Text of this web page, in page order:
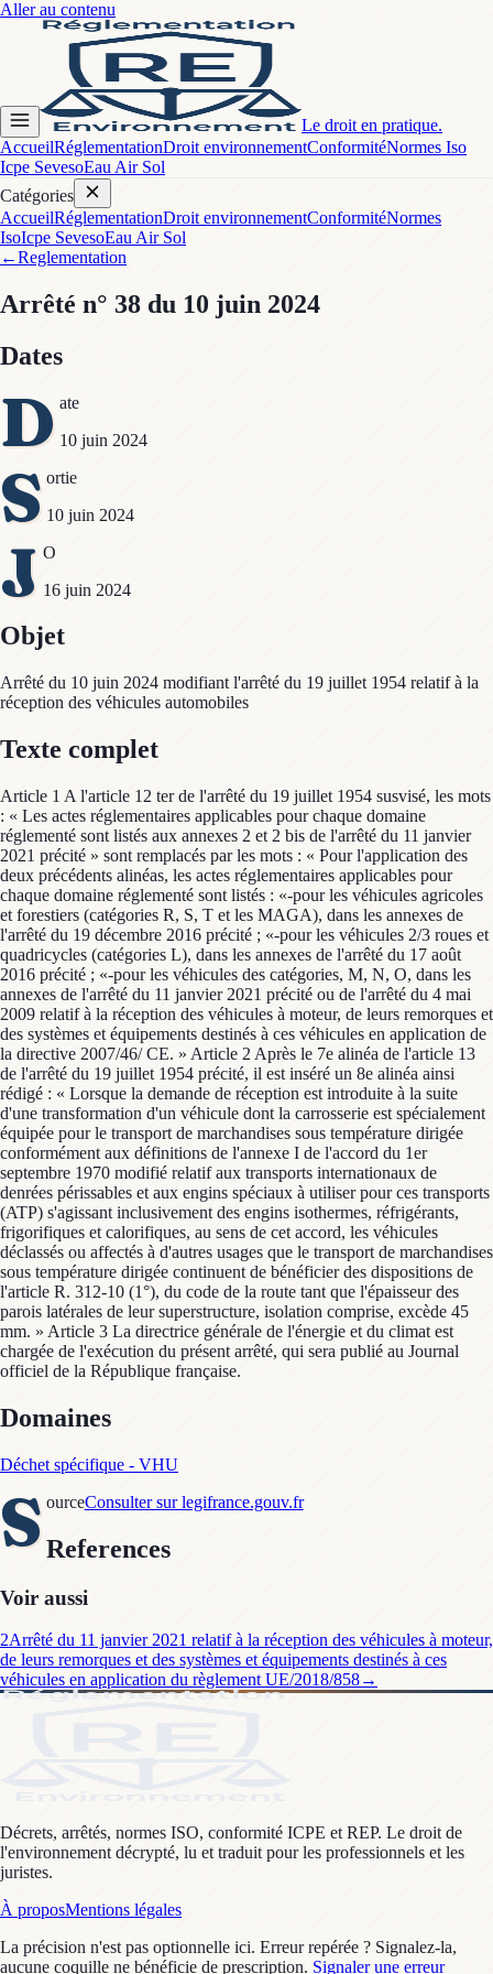
Aller au contenu
Le droit en pratique.
AccueilRéglementationDroit environnementConformitéNormes Iso
Icpe SevesoEau Air Sol
Catégories
AccueilRéglementationDroit environnementConformitéNormes
IsoIcpe SevesoEau Air Sol
←Reglementation
Arrêté n° 38 du 10 juin 2024
Dates
D ate
10 juin 2024
S ortie
10 juin 2024
J O
16 juin 2024
Objet
Arrêté du 10 juin 2024 modifiant l'arrêté du 19 juillet 1954 relatif à la
réception des véhicules automobiles
Texte complet
Article 1 A l'article 12 ter de l'arrêté du 19 juillet 1954 susvisé, les mots
: « Les actes réglementaires applicables pour chaque domaine
réglementé sont listés aux annexes 2 et 2 bis de l'arrêté du 11 janvier
2021 précité » sont remplacés par les mots : « Pour l'application des
deux précédents alinéas, les actes réglementaires applicables pour
chaque domaine réglementé sont listés : «-pour les véhicules agricoles
et forestiers (catégories R, S, T et les MAGA), dans les annexes de
l'arrêté du 19 décembre 2016 précité ; «-pour les véhicules 2/3 roues et
quadricycles (catégories L), dans les annexes de l'arrêté du 17 août
2016 précité ; «-pour les véhicules des catégories, M, N, O, dans les
annexes de l'arrêté du 11 janvier 2021 précité ou de l'arrêté du 4 mai
2009 relatif à la réception des véhicules à moteur, de leurs remorques et
des systèmes et équipements destinés à ces véhicules en application de
la directive 2007/46/ CE. » Article 2 Après le 7e alinéa de l'article 13
de l'arrêté du 19 juillet 1954 précité, il est inséré un 8e alinéa ainsi
rédigé : « Lorsque la demande de réception est introduite à la suite
d'une transformation d'un véhicule dont la carrosserie est spécialement
équipée pour le transport de marchandises sous température dirigée
conformément aux définitions de l'annexe I de l'accord du 1er
septembre 1970 modifié relatif aux transports internationaux de
denrées périssables et aux engins spéciaux à utiliser pour ces transports
(ATP) s'agissant inclusivement des engins isothermes, réfrigérants,
frigorifiques et calorifiques, au sens de cet accord, les véhicules
déclassés ou affectés à d'autres usages que le transport de marchandises
sous température dirigée continuent de bénéficier des dispositions de
l'article R. 312-10 (1°), du code de la route tant que l'épaisseur des
parois latérales de leur superstructure, isolation comprise, excède 45
mm. » Article 3 La directrice générale de l'énergie et du climat est
chargée de l'exécution du présent arrêté, qui sera publié au Journal
officiel de la République française.
Domaines
Déchet spécifique - VHU
S ourceConsulter sur legifrance.gouv.fr
References
Voir aussi
2Arrêté du 11 janvier 2021 relatif à la réception des véhicules à moteur,
de leurs remorques et des systèmes et équipements destinés à ces
véhicules en application du règlement UE/2018/858→
Décrets, arrêtés, normes ISO, conformité ICPE et REP. Le droit de
l'environnement décrypté, lu et traduit pour les professionnels et les
juristes.
À proposMentions légales
La précision n'est pas optionnelle ici. Erreur repérée ? Signalez-la,
aucune coquille ne bénéficie de prescription. Signaler une erreur